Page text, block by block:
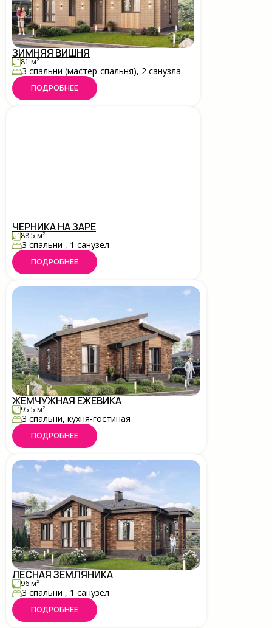
ЗИМНЯЯ ВИШНЯ
81 м²
3 спальни (мастер-спальня), 2 санузла
ПОДРОБНЕЕ
ЧЕРНИКА НА ЗАРЕ
88.5 м²
3 спальни , 1 санузел
ПОДРОБНЕЕ
ЖЕМЧУЖНАЯ ЕЖЕВИКА
95.5 м²
3 спальни, кухня-гостиная
ПОДРОБНЕЕ
ЛЕСНАЯ ЗЕМЛЯНИКА
96 м²
3 спальни , 1 санузел
ПОДРОБНЕЕ